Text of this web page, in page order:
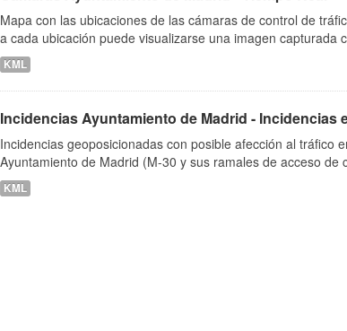
Mapa con las ubicaciones de las cámaras de control de
a cada ubicación puede visualizarse una imagen capturada
KML
Incidencias Ayuntamiento de Madrid - Incidencias
Incidencias geoposicionadas con posible afección al tráfico
Ayuntamiento de Madrid (M-30 y sus ramales de acceso de
KML